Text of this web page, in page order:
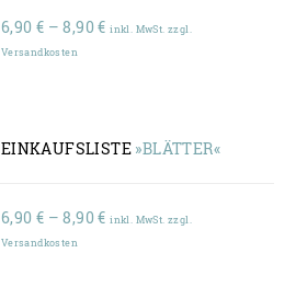
6,90 € –8,90€Preisspanne:
inkl. MwSt. zzgl.
Versandkosten
EINKAUFSLISTE »BLÄTTER«
6,90 € –8,90€Preisspanne:
inkl. MwSt. zzgl.
Versandkosten